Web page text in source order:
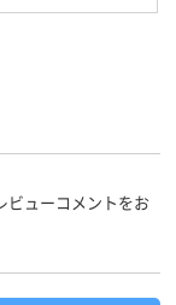
ビューコメントをお